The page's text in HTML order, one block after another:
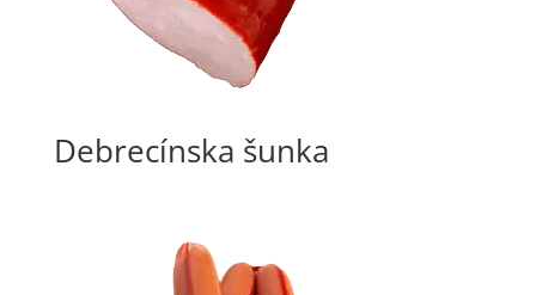
Debrecínska šunka